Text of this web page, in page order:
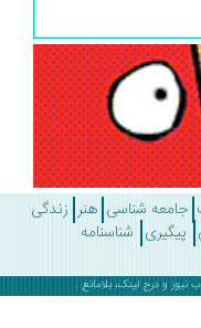
شناسی هنر زندگی
شناسنامه
لینک، بلامانع .